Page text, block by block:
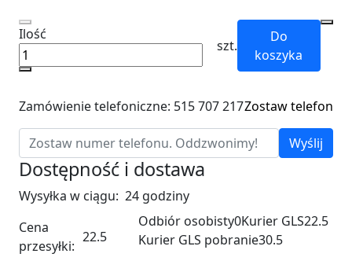
Ilość
szt.
Do
koszyka
Zamówienie telefoniczne: 515 707 217Zostaw telefon
Wyślij
Dostępność i dostawa
Wysyłka w ciągu: 24 godziny
Cena
przesyłki:
22.5
Odbiór osobisty0Kurier GLS22.5
Kurier GLS pobranie30.5